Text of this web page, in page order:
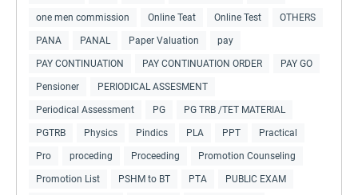
one men commission Online Teat Online Test OTHERS
PANA PANAL Paper Valuation pay
PAY CONTINUATION PAY CONTINUATION ORDER PAY GO
Pensioner PERIODICAL ASSESMENT
Periodical Assessment PG PG TRB /TET MATERIAL
PGTRB Physics Pindics PLA PPT Practical
Pro proceding Proceeding Promotion Counseling
Promotion List PSHM to BT PTA PUBLIC EXAM